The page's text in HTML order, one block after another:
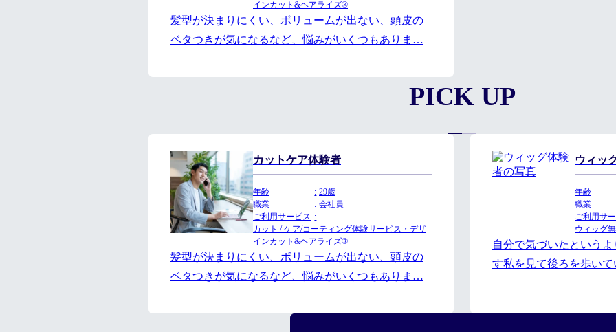
インカット&ヘアライズ®
髪型が決まりにくい、ボリュームが出ない、頭皮の
ベタつきが気になるなど、悩みがいくつもありま…
PICK UP
カットケア体験者
年齢
29歳
職業
会社員
ご利用サービス
カット / ケア/コーティング体験サービス・デザ
インカット&ヘアライズ®
髪型が決まりにくい、ボリュームが出ない、頭皮の
ベタつきが気になるなど、悩みがいくつもありま…
ウィッ
年齢
職業
ご利用サ
ウィッグ
自分で気づいたという
す私を見て後ろを歩い